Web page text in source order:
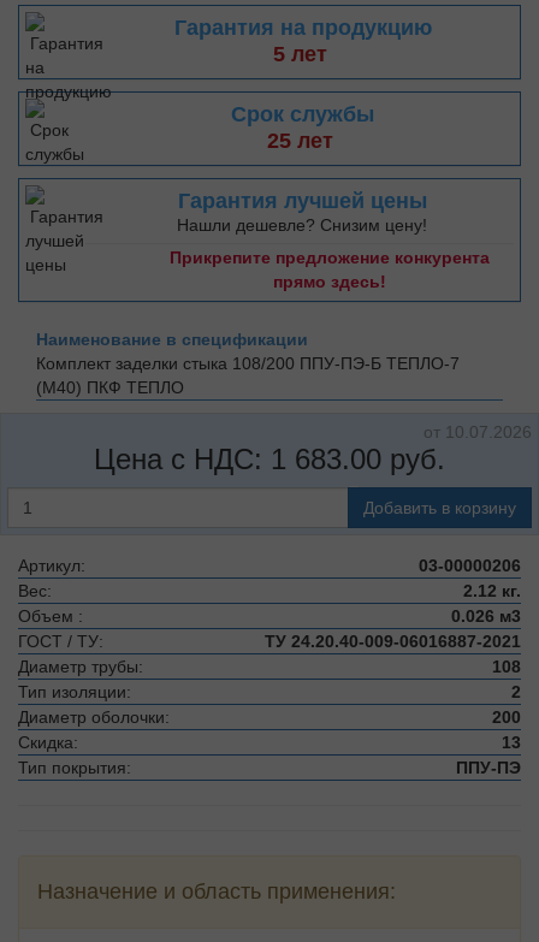
Гарантия на продукцию
5 лет
Срок службы
25 лет
Гарантия лучшей цены
Нашли дешевле? Снизим цену!
Прикрепите предложение конкурента
прямо здесь!
Наименование в спецификации
Комплект заделки стыка 108/200 ППУ-ПЭ-Б ТЕПЛО-7
(М40) ПКФ ТЕПЛО
от 10.07.2026
Цена с НДС: 1 683.00 руб.
Добавить в корзину
Артикул:
03-00000206
Вес:
2.12 кг.
Объем :
0.026 м3
ГОСТ / ТУ:
ТУ 24.20.40-009-06016887-2021
Диаметр трубы:
108
Тип изоляции:
2
Диаметр оболочки:
200
Скидка:
13
Тип покрытия:
ППУ-ПЭ
Назначение и область применения: